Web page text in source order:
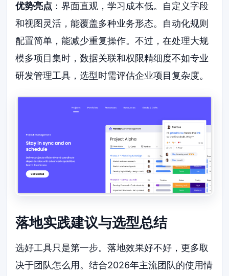
优势亮点 ：界面直观，学习成本低。自定义字段
和视图灵活，能覆盖多种业务形态。自动化规则
配置简单，能减少重复操作。不过，在处理大规
模多项目集时，数据关联和权限精细度不如专业
研发管理工具，选型时需评估企业项目复杂度。
落地实践建议与选型总结
选好工具只是第一步。落地效果好不好，更多取
决于团队怎么用。结合2026年主流团队的使用情